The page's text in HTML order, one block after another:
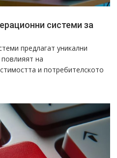
системи за
предлагат уникални
на
и потребителското